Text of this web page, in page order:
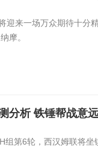
来一场万众期待十分
摩。
分析 铁锤帮战意
第6轮，西汉姆联将坐